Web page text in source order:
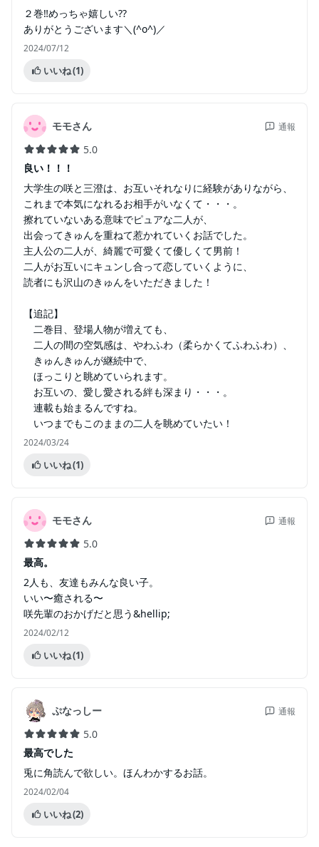
２巻‼️めっちゃ嬉しい??
ありがとうございます＼(^o^)／
2024/07/12
いいね(1)
モモさん 通報
5.0
良い！！！
大学生の咲と三澄は、お互いそれなりに経験がありながら、
これまで本気になれるお相手がいなくて・・・。
擦れていないある意味でピュアな二人が、
出会ってきゅんを重ねて惹かれていくお話でした。
主人公の二人が、綺麗で可愛くて優しくて男前！
二人がお互いにキュンし合って恋していくように、
読者にも沢山のきゅんをいただきました！
【追記】
二巻目、登場人物が増えても、
二人の間の空気感は、やわふわ（柔らかくてふわふわ）、
きゅんきゅんが継続中で、
ほっこりと眺めていられます。
お互いの、愛し愛される絆も深まり・・・。
連載も始まるんですね。
いつまでもこのままの二人を眺めていたい！
2024/03/24
いいね(1)
モモさん 通報
5.0
最高。
2人も、友達もみんな良い子。
いい〜癒される〜
咲先輩のおかげだと思う&hellip;
2024/02/12
いいね(1)
ぷなっしー 通報
5.0
最高でした
兎に角読んで欲しい。ほんわかするお話。
2024/02/04
いいね(2)